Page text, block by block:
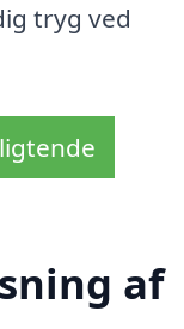
tryg ved
af